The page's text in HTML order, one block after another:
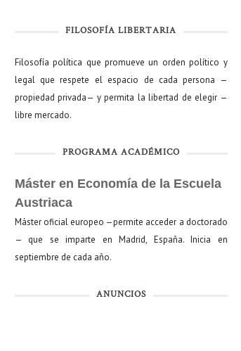
FILOSOFÍA LIBERTARIA
Filosofía política que promueve un orden político y
legal que respete el espacio de cada persona —
propiedad privada— y permita la libertad de elegir —
libre mercado.
PROGRAMA ACADÉMICO
Máster en Economía de la Escuela
Austriaca
Máster oficial europeo —permite acceder a doctorado
— que se imparte en Madrid, España. Inicia en
septiembre de cada año.
ANUNCIOS